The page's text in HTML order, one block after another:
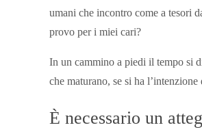
umani che incontro come a tesori
provo per i miei cari?
In un cammino a piedi il tempo si
che maturano, se si ha
È necessario un